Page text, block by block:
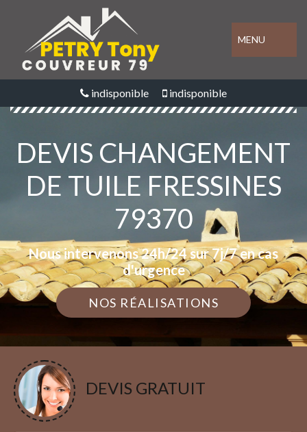
MENU
indisponible indisponible
DEVIS CHANGEMENT
DE TUILE FRESSINES
79370
Nous intervenons 24h/24 sur 7j/7 en cas
d'urgence
NOS RÉALISATIONS
DEVIS GRATUIT